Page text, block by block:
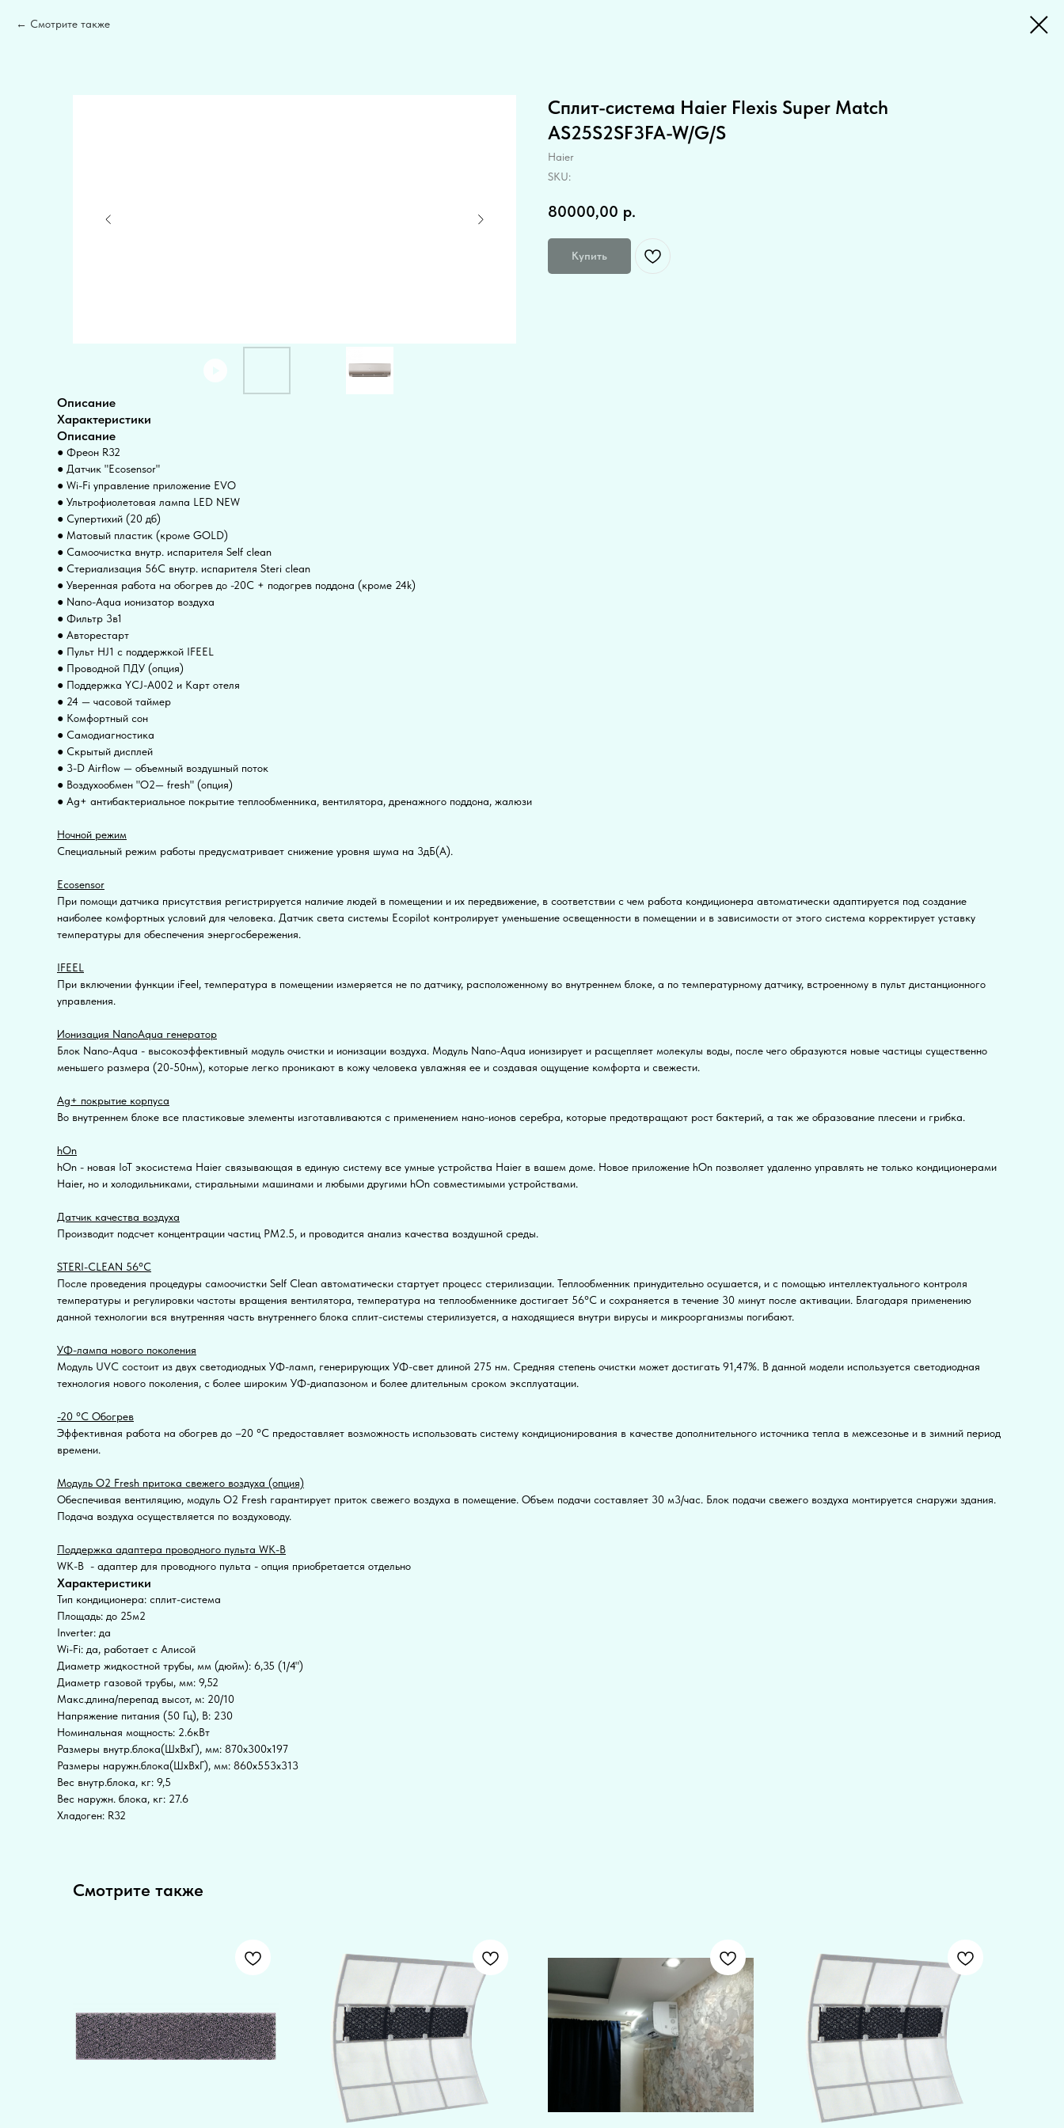
Смотрите также
Сплит-система Haier Flexis Super Match
AS25S2SF3FA-W/G/S
Haier
SKU:
80000,00 р.
Купить
Описание
Характеристики
Описание
● Фреон R32
● Датчик "Ecosensor"
● Wi-Fi управление приложение EVO
● Ультрофиолетовая лампа LED NEW
● Супертихий (20 дб)
● Матовый пластик (кроме GOLD)
● Самоочистка внутр. испарителя Self clean
● Стериализация 56С внутр. испарителя Steri clean
● Уверенная работа на обогрев до -20С + подогрев поддона (кроме 24k)
● Nano-Aqua ионизатор воздуха
● Фильтр 3в1
● Авторестарт
● Пульт HJ1 с поддержкой IFEEL
● Проводной ПДУ (опция)
● Поддержка YCJ-A002 и Карт отеля
● 24 — часовой таймер
● Комфортный сон
● Самодиагностика
● Скрытый дисплей
● 3-D Airflow — объемный воздушный поток
● Воздухообмен "О2— fresh" (опция)
● Ag+ антибактериальное покрытие теплообменника, вентилятора, дренажного поддона, жалюзи
Ночной режим
Специальный режим работы предусматривает снижение уровня шума на 3дБ(А).
Ecosensor
При помощи датчика присутствия регистрируется наличие людей в помещении и их передвижение, в соответствии с чем работа кондиционера автоматически адаптируется под создание
наиболее комфортных условий для человека. Датчик света системы Ecopilot контролирует уменьшение освещенности в помещении и в зависимости от этого система корректирует уставку
температуры для обеспечения энергосбережения.
IFEEL
При включении функции iFeel, температура в помещении измеряется не по датчику, расположенному во внутреннем блоке, а по температурному датчику, встроенному в пульт дистанционного
управления.
Ионизация NanoAqua генератор
Блок Nano-Aqua - высокоэффективный модуль очистки и ионизации воздуха. Модуль Nano-Aqua ионизирует и расщепляет молекулы воды, после чего образуются новые частицы существенно
меньшего размера (20-50нм), которые легко проникают в кожу человека увлажняя ее и создавая ощущение комфорта и свежести.
Ag+ покрытие корпуса
Во внутреннем блоке все пластиковые элементы изготавливаются с применением нано-ионов серебра, которые предотвращают рост бактерий, а так же образование плесени и грибка.
hOn
hOn - новая IoT экосистема Haier связывающая в единую систему все умные устройства Haier в вашем доме. Новое приложение hOn позволяет удаленно управлять не только кондиционерами
Haier, но и холодильниками, стиральными машинами и любыми другими hOn совместимыми устройствами.
Датчик качества воздуха
Производит подсчет концентрации частиц PM2.5, и проводится анализ качества воздушной среды.
STERI-CLEAN 56°C
После проведения процедуры самоочистки Self Clean автоматически стартует процесс стерилизации. Теплообменник принудительно осушается, и с помощью интеллектуального контроля
температуры и регулировки частоты вращения вентилятора, температура на теплообменнике достигает 56°С и сохраняется в течение 30 минут после активации. Благодаря применению
данной технологии вся внутренняя часть внутреннего блока сплит-системы стерилизуется, а находящиеся внутри вирусы и микроорганизмы погибают.
УФ-лампа нового поколения
Модуль UVC состоит из двух светодиодных УФ-ламп, генерирующих УФ-свет длиной 275 нм. Средняя степень очистки может достигать 91,47%. В данной модели используется светодиодная
технология нового поколения, с более широким УФ-диапазоном и более длительным сроком эксплуатации.
-20 °С Обогрев
Эффективная работа на обогрев до –20 °С предоставляет возможность использовать систему кондиционирования в качестве дополнительного источника тепла в межсезонье и в зимний период
времени.
Модуль O2 Fresh притока свежего воздуха (опция)
Обеспечивая вентиляцию, модуль O2 Fresh гарантирует приток свежего воздуха в помещение. Объем подачи составляет 30 м3/час. Блок подачи свежего воздуха монтируется снаружи здания.
Подача воздуха осуществляется по воздуховоду.
Поддержка адаптера проводного пульта WK-B
WK-B - адаптер для проводного пульта - опция приобретается отдельно
Характеристики
Тип кондиционера: сплит-система
Площадь: до 25м2
Inverter: да
Wi-Fi: да, работает с Алисой
Диаметр жидкостной трубы, мм (дюйм): 6,35 (1/4")
Диаметр газовой трубы, мм: 9,52
Макс.длина/перепад высот, м: 20/10
Напряжение питания (50 Гц), В: 230
Номинальная мощность: 2.6кВт
Размеры внутр.блока(ШхВхГ), мм: 870х300х197
Размеры наружн.блока(ШхВхГ), мм: 860х553х313
Вес внутр.блока, кг: 9,5
Вес наружн. блока, кг: 27.6
Хладоген: R32
Смотрите также